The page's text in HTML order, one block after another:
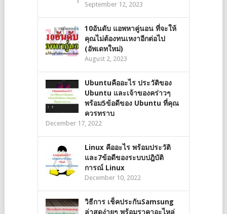
September 12, 2023
10อันดับ แอพหาคู่นอน ที่จะให้
คุณไม่ต้องทนเหงาอีกต่อไป
(อัพเดทใหม่)
August 2, 2023
Ubuntuคืออะไร ประวัติของ
Ubuntu และเจ้าของคร่าวๆ
พร้อม5ข้อดีของ Ubuntu ที่คุณ
ควรทราบ
December 17, 2022
Linux คืออะไร พร้อมประวัติ
และ7ข้อดีของระบบปฎิบัติ
การณ์ Linux
December 10, 2022
วิธีการ เช็คประกันSamsung
ล่าสุดง่ายๆ พร้อมราคาอะไหล่